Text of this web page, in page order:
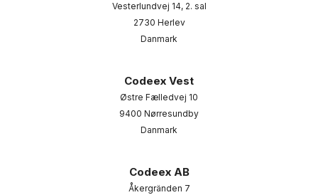
Vesterlundvej 14, 2. sal
2730 Herlev
Danmark
Codeex Vest
Østre Fælledvej 10
9400 Nørresundby
Danmark
Codeex AB
Åkergränden 7